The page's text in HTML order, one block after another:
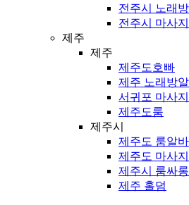
전주시 노래
전주시 마사
제주
제주
제주도호빠
제주 노래방
서귀포 마사
제주도룸
제주시
제주도 룸알바
제주도 마사
제주시 룸싸롱
제주 홀덤